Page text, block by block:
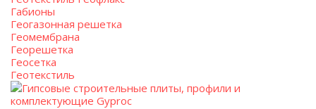
Габионы
Геогазонная решетка
Геомембрана
Георешетка
Геосетка
Геотекстиль
Гипсовые строительные плиты, профили и
комплектующие Gyproc